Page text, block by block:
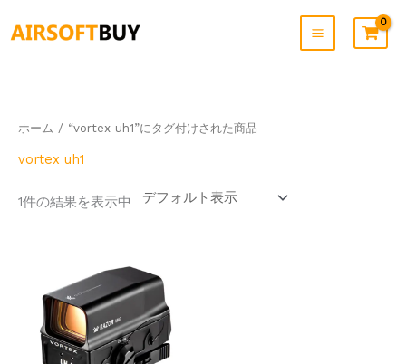
を
ホーム / “vortex uh1”にタグ付けされた商品
vortex uh1
1件の結果を表示中